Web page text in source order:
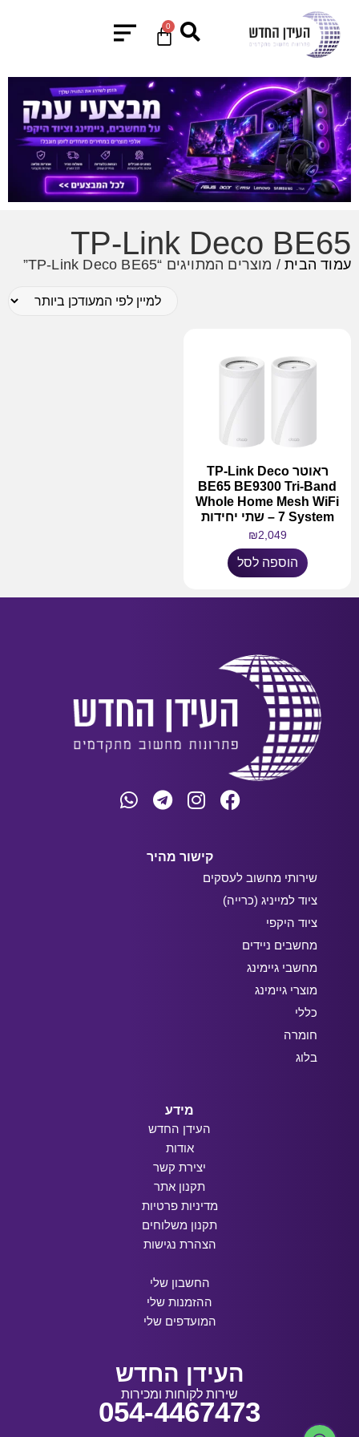
0
TP-Link Deco BE65
עמוד הבית/ מוצרים המתויגים “TP-Link Deco BE65”
ראוטר TP-Link Deco
BE65 BE9300 Tri-Band
Whole Home Mesh WiFi
7 System – שתי יחידות
₪2,049
הוספה לסל
קישור מהיר
שירותי מחשוב לעסקים
ציוד למייניג (כרייה)
ציוד היקפי
מחשבים ניידים
מחשבי גיימינג
מוצרי גיימינג
כללי
חומרה
בלוג
מידע
העידן החדש
אודות
יצירת קשר
תקנון אתר
מדיניות פרטיות
תקנון משלוחים
הצהרת נגישות
החשבון שלי
ההזמנות שלי
המועדפים שלי
העידן החדש
שירות לקוחות ומכירות
054-4467473